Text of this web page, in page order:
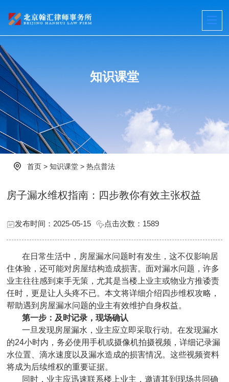
知识课堂
首页 >知识课堂 >热点普法
‌房子漏水维权指南：四步教你有效主张权益
发布时间：2025-05-15 点击次数： 1589
在日常生活中，房屋漏水问题时有发生，这不仅影响居
住体验，还可能对房屋结构造成损害。面对漏水问题，许多
业主往往感到束手无策，尤其是当楼上业主或物业方推诿责
任时，更是让人头疼不已。本文将详细介绍四步维权攻略，
帮助遇到房屋漏水问题的业主有效维护自身权益。
‌第一步：及时记录，现场确认‌
一旦发现房屋漏水，业主应立即采取行动。在发现漏水
的24小时内，务必使用手机或摄像机拍摄视频，详细记录漏
水位置、滴水速度以及漏水造成的损害情况。这些视频资料
将成为后续维权的重要证据。
同时，业主应迅速联系楼上业主，邀请其到现场共同确